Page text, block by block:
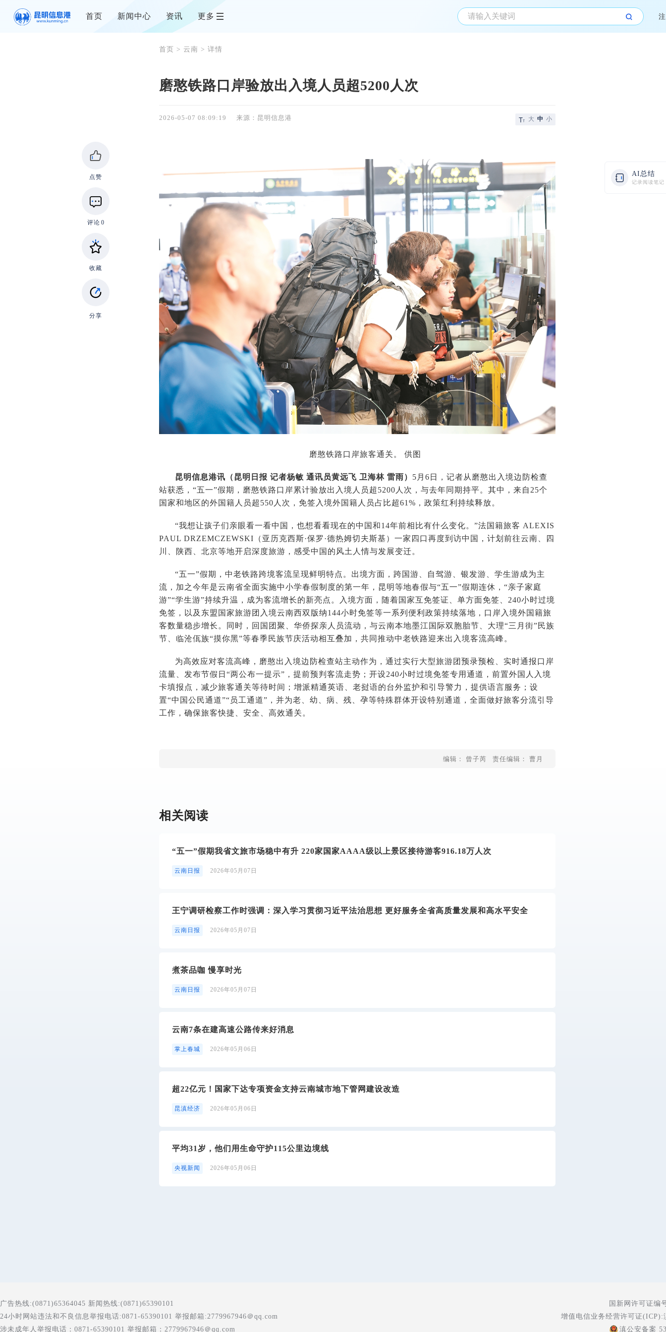
首页 新闻中心 资讯 更多
点赞
评论 0
收藏
分享
AI总结
记录阅读笔记
首页 > 云南 > 详情
磨憨铁路口岸验放出入境人员超5200人次
2026-05-07 08:09:19 来源：昆明信息港 大 中 小
磨憨铁路口岸旅客通关。 供图
昆明信息港讯（昆明日报 记者杨敏 通讯员黄远飞 卫海林 雷雨） 5月6日，记者从磨憨出入境边防检查
站获悉，“五一”假期，磨憨铁路口岸累计验放出入境人员超5200人次，与去年同期持平。其中，来自25个
国家和地区的外国籍人员超550人次，免签入境外国籍人员占比超61%，政策红利持续释放。
“我想让孩子们亲眼看一看中国，也想看看现在的中国和14年前相比有什么变化。”法国籍旅客 ALEXIS
PAUL DRZEMCZEWSKI（亚历克西斯·保罗·德热姆切夫斯基）一家四口再度到访中国，计划前往云南、四
川、陕西、北京等地开启深度旅游，感受中国的风土人情与发展变迁。
“五一”假期，中老铁路跨境客流呈现鲜明特点。出境方面，跨国游、自驾游、银发游、学生游成为主
流，加之今年是云南省全面实施中小学春假制度的第一年，昆明等地春假与“五一”假期连休，“亲子家庭
游”“学生游”持续升温，成为客流增长的新亮点。入境方面，随着国家互免签证、单方面免签、240小时过境
免签，以及东盟国家旅游团入境云南西双版纳144小时免签等一系列便利政策持续落地，口岸入境外国籍旅
客数量稳步增长。同时，回国团聚、华侨探亲人员流动，与云南本地墨江国际双胞胎节、大理“三月街”民族
节、临沧佤族“摸你黑”等春季民族节庆活动相互叠加，共同推动中老铁路迎来出入境客流高峰。
为高效应对客流高峰，磨憨出入境边防检查站主动作为，通过实行大型旅游团预录预检、实时通报口岸
流量、发布节假日“两公布一提示”，提前预判客流走势；开设240小时过境免签专用通道，前置外国人入境
卡填报点，减少旅客通关等待时间；增派精通英语、老挝语的台外监护和引导警力，提供语言服务；设
置“中国公民通道”“员工通道”，并为老、幼、病、残、孕等特殊群体开设特别通道，全面做好旅客分流引导
工作，确保旅客快捷、安全、高效通关。
编辑： 曾子芮 责任编辑： 曹月
相关阅读
“五一”假期我省文旅市场稳中有升 220家国家AAAA级以上景区接待游客916.18万人次
云南日报 2026年05月07日
王宁调研检察工作时强调：深入学习贯彻习近平法治思想 更好服务全省高质量发展和高水平安全
云南日报 2026年05月07日
煮茶品咖 慢享时光
云南日报 2026年05月07日
云南7条在建高速公路传来好消息
掌上春城 2026年05月06日
超22亿元！国家下达专项资金支持云南城市地下管网建设改造
昆滇经济 2026年05月06日
平均31岁，他们用生命守护115公里边境线
央视新闻 2026年05月06日
广告热线:(0871)65364045 新闻热线:(0871)65390101
24小时网站违法和不良信息举报电话:0871-65390101 举报邮箱:2779967946＠qq.com
涉未成年人举报电话：0871-65390101 举报邮箱：2779967946＠qq.com
国新网许可证编
增值电信业务经营许可证(ICP):
滇公安备案